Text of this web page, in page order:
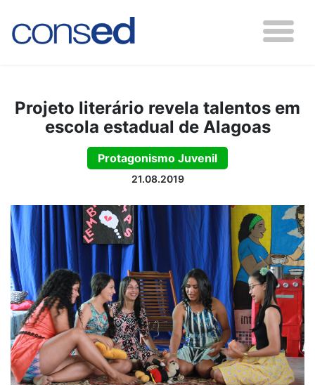
Projeto literário revela talentos em
escola estadual de Alagoas
Protagonismo Juvenil
21.08.2019